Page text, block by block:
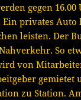
gegen
Ein privates Auto
leisten. Der
So
von
gemietet
zu Station.